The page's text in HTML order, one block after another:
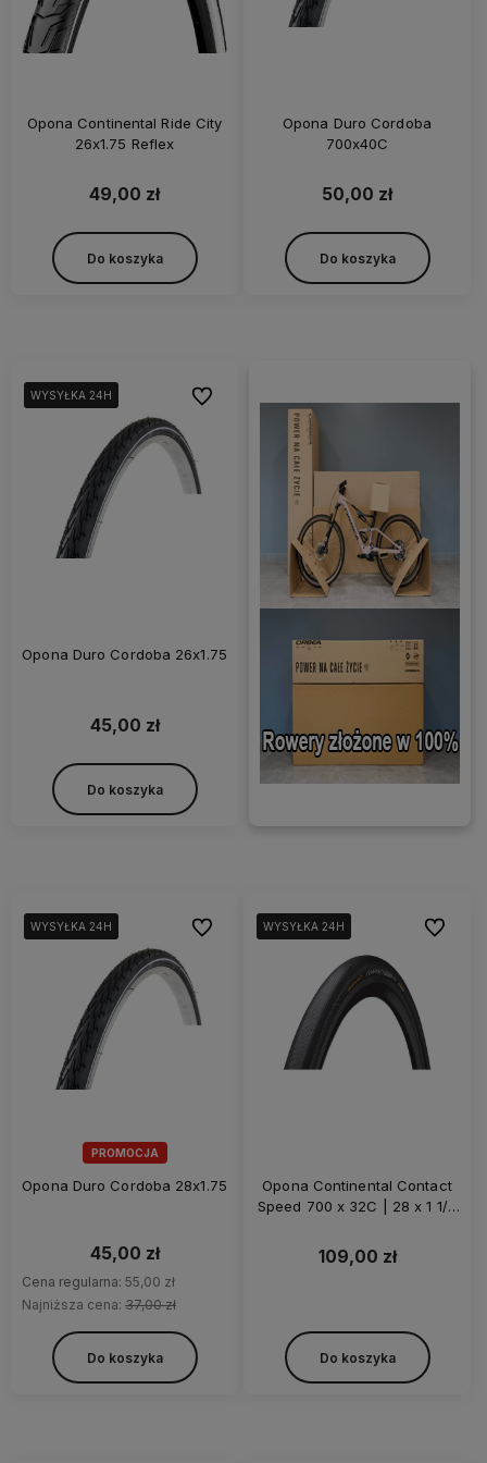
Opona Continental Ride City
26x1.75 Reflex
49,00 zł
Do koszyka
Opona Duro Cordoba
700x40C
50,00 zł
Do koszyka
WYSYŁKA 24H
WYSYŁKA 24H
WYSYŁKA 24H
Opona Duro Cordoba 26x1.75
45,00 zł
Do koszyka
Do ulubionych
PROMOCJA
WYSYŁKA 24H
WYSYŁKA 24H
WYSYŁKA 24H
Opona Duro Cordoba 28x1.75
45,00 zł
Cena regularna: 55,00 zł
Najniższa cena: 37,00 zł
Do koszyka
Do ulubionychWYSYŁKA 24H
WYSYŁKA 24H
WYSYŁKA 24H
Opona Continental Contact
Speed 700 x 32C | 28 x 1 1/4
109,00 zł
Do koszyka
Do